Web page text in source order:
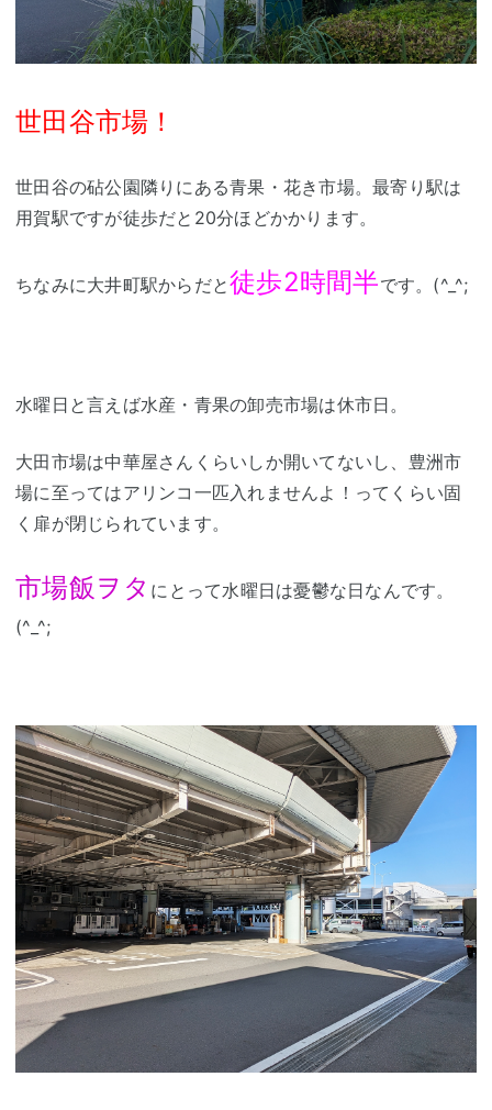
世田谷市場！
世田谷の砧公園隣りにある青果・花き市場。最寄り駅は
用賀駅ですが徒歩だと20分ほどかかります。
ちなみに大井町駅からだと徒歩2時間半です。(^_^;
水曜日と言えば水産・青果の卸売市場は休市日。
大田市場は中華屋さんくらいしか開いてないし、豊洲市
場に至ってはアリンコ一匹入れませんよ！ってくらい固
く扉が閉じられています。
市場飯ヲタ にとって水曜日は憂鬱な日なんです。
(^_^;